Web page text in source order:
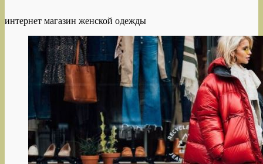
интернет магазин женской одежды